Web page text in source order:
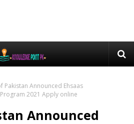
Pakistan Announced Ehsaas
2021 Apply online
Announced